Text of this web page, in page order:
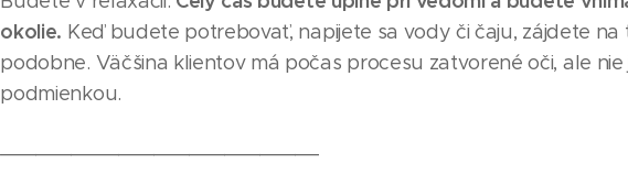
okolie. Keď budete potrebovať, napijete sa vody či čaju, zájdete na
podobne. Väčšina klientov má počas procesu zatvorené oči, ale nie
podmienkou.